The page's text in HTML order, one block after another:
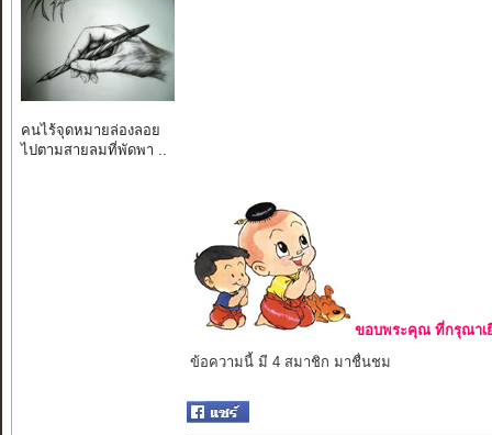
คนไร้จุดหมายล่องลอย
ไปตามสายลมที่พัดพา ..
ขอบพระคุณ ที่กรุณาเ
ข้อความนี้ มี 4 สมาชิก มาชื่นชม